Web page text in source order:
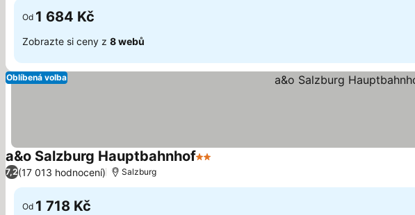
Od 1 684 Kč
Zobrazte si ceny z 8 webů
Oblíbená volba
a&o Salzburg Hauptbahnhof2 Počet hvězdiček
7,2(17 013 hodnocení) Salzburg
Od 1 718 Kč